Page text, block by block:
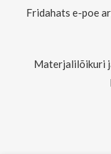
Fridahats e-poe
Materjalilõikuri